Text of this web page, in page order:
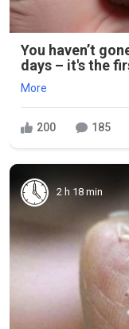
You haven’t
days – it's the
More
200 185
2 h 18 min